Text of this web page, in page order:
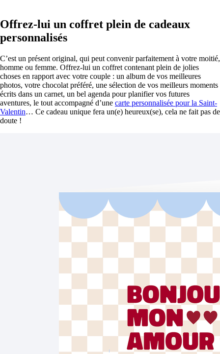
Offrez-lui un coffret plein de cadeaux
personnalisés
C’est un présent original, qui peut convenir parfaitement à votre moitié,
homme ou femme. Offrez-lui un coffret contenant plein de jolies
choses en rapport avec votre couple : un album de vos meilleures
photos, votre chocolat préféré, une sélection de vos meilleurs moments
écrits dans un carnet, un bel agenda pour planifier vos futures
aventures, le tout accompagné d’une carte personnalisée pour la Saint-
Valentin… Ce cadeau unique fera un(e) heureux(se), cela ne fait pas de
doute !